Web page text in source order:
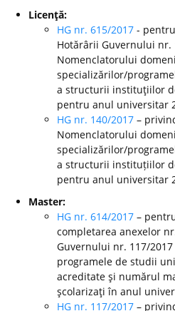
Licenţă:
HG nr. 615/2017 -
Hotărârii Guvernului
Nomenclatorului
specializărilor/
a structurii instituţiilor
pentru anul universitar
HG nr. 140/2017 –
Nomenclatorului
specializărilor/
a structurii instituțiilor
pentru anul universitar
Master:
HG nr. 614/2017 –
completarea anexelor
Guvernului nr. 117/
programele de studii
acreditate şi numărul
şcolarizaţi în anul
HG nr. 117/2017 –